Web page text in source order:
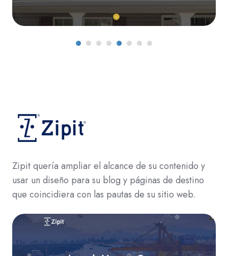
Zipit quería ampliar el alcance de su contenido y
usar un diseño para su blog y páginas de destino
que coincidiera con las pautas de su sitio web.